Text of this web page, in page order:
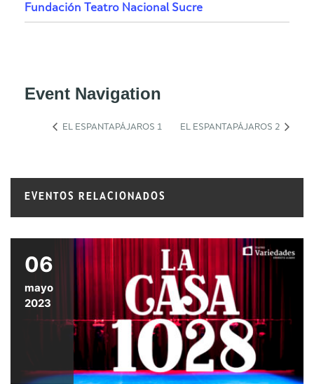
Fundación Teatro Nacional Sucre
Event Navigation
EL ESPANTAPÁJAROS 1 EL ESPANTAPÁJAROS 2
EVENTOS RELACIONADOS
06
mayo
2023